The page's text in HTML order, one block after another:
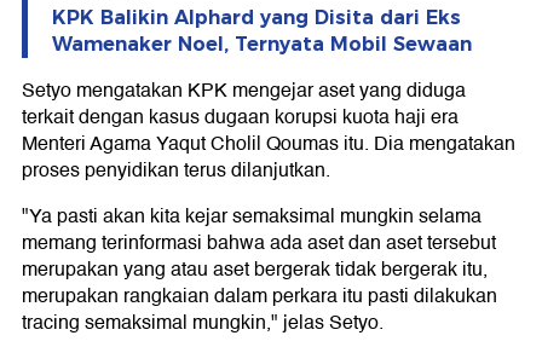
KPK Balikin Alphard yang Disita dari Eks
Wamenaker Noel, Ternyata Mobil Sewaan
Setyo mengatakan KPK mengejar aset yang diduga
terkait dengan kasus dugaan korupsi kuota haji era
Menteri Agama Yaqut Cholil Qoumas itu. Dia mengatakan
proses penyidikan terus dilanjutkan.
"Ya pasti akan kita kejar semaksimal mungkin selama
memang terinformasi bahwa ada aset dan aset tersebut
merupakan yang atau aset bergerak tidak bergerak itu,
merupakan rangkaian dalam perkara itu pasti dilakukan
tracing semaksimal mungkin," jelas Setyo.